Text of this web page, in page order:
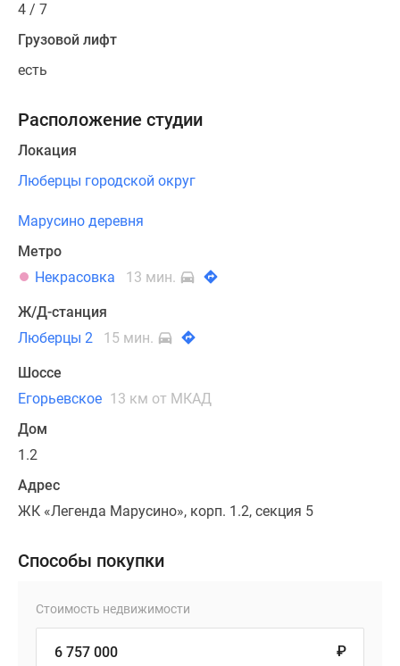
4 / 7
Грузовой лифт
есть
Расположение студии
Локация
Люберцы городской округ
Марусино деревня
Метро
Некрасовка
13 мин.
Ж/Д-станция
Люберцы 2
15 мин.
Шоссе
Егорьевское 13 км от МКАД
Дом
1.2
Адрес
ЖК «Легенда Марусино», корп. 1.2, секция 5
Способы покупки
Стоимость недвижимости
₽